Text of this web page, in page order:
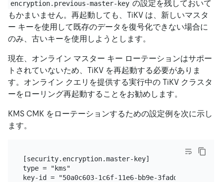
encryption.previous-master-key の設定を残しておいて
もかまいません。再起動しても、TiKV は、新しいマスタ
ー キーを使用して既存のデータを復号化できない場合に
のみ、古いキーを使用しようとします。
現在、オンライン マスター キー ローテーションはサポー
トされていないため、TiKV を再起動する必要がありま
す。オンライン クエリを提供する実行中の TiKV クラスタ
ーをローリング再起動することをお勧めします。
KMS CMK をローテーションするための設定例を次に示し
ます。
[security.encryption.master-key]
type = "kms"
key-id = "50a0c603-1c6f-11e6-bb9e-3fadde80ce75"